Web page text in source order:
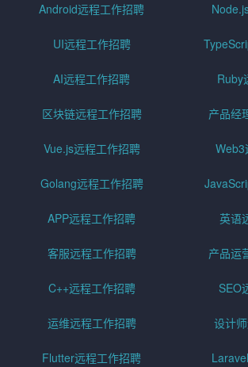
Android远程工作招聘
UI远程工作招聘
AI远程工作招聘 Ruby
区块链远程工作招聘 产品经
Vue.js远程工作招聘 Web3
Golang远程工作招聘
APP远程工作招聘 英语
客服远程工作招聘 产品运
C++远程工作招聘 SEO
运维远程工作招聘 设计
Flutter远程工作招聘